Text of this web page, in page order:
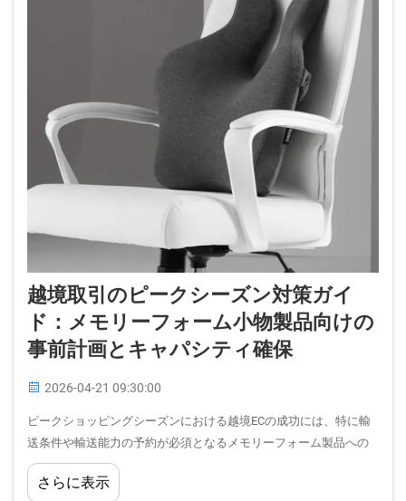
越境取引のピークシーズン対策ガイ
ド：メモリーフォーム小物製品向けの
事前計画とキャパシティ確保
2026-04-21 09:30:00
ピークショッピングシーズンにおける越境ECの成功には、特に輸
送条件や輸送能力の予約が必須となるメモリーフォーム製品への
綿密な準備が不可欠です。メモリーフォーム製品の越境貿易にお
けるピークシーズン対策は…
さらに表示